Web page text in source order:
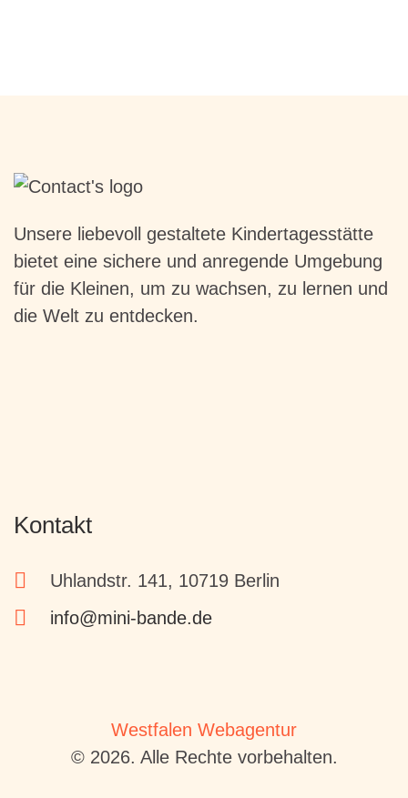
Unsere liebevoll gestaltete Kindertagesstätte
bietet eine sichere und anregende Umgebung
für die Kleinen, um zu wachsen, zu lernen und
die Welt zu entdecken.
Kontakt
Uhlandstr. 141, 10719 Berlin
info@mini-bande.de
Westfalen Webagentur
© 2026. Alle Rechte vorbehalten.